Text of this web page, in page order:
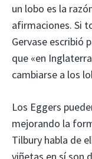
un lobo es la
afirmaciones. Si
Gervase escribió
que «en
cambiarse a los
Los Eggers
mejorando la
Tilbury habla de